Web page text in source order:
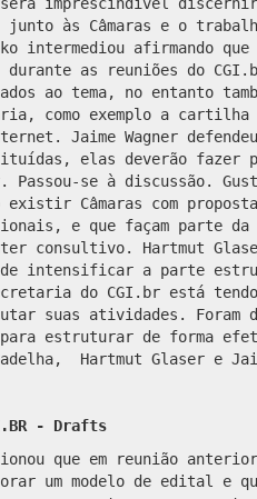
às Câmaras e o
intermediou afirmando que
durante as reuniões do
ao tema, no entanto
como exemplo a cartilha
Jaime Wagner
elas deverão fazer
se à discussão.
Câmaras com
e que façam parte
consultivo. Hartmut
intensificar a parte
do CGI.br está tendo
suas atividades. Foram
para estruturar de forma
Hartmut Glaser e
- Drafts
que em reunião
um modelo de edital e